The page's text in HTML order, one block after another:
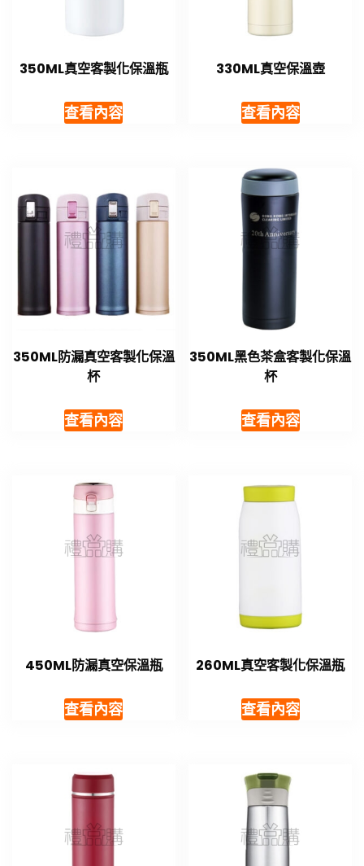
350ML真空客製化保溫瓶
查看內容
330ML真空保溫壺
查看內容
350ML防漏真空客製化保溫
杯
查看內容
350ML黑色茶盒客製化保溫
杯
查看內容
450ML防漏真空保溫瓶
查看內容
260ML真空客製化保溫瓶
查看內容